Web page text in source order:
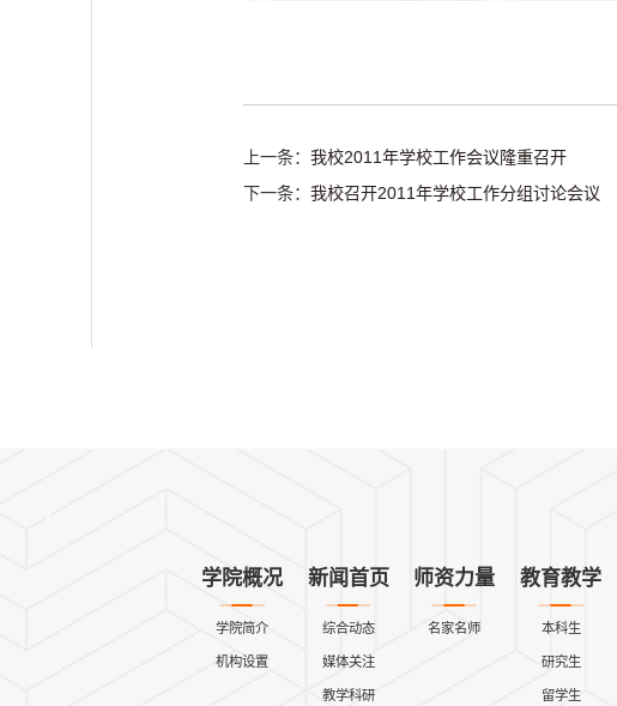
上一条：我校2011年学校工作会议隆重召开
下一条：我校召开2011年学校工作分组讨论会议
学院概况
学院简介
机构设置
新闻首页
综合动态
媒体关注
教学科研
师资力量
名家名师
教育教学
本科生
研究生
留学生